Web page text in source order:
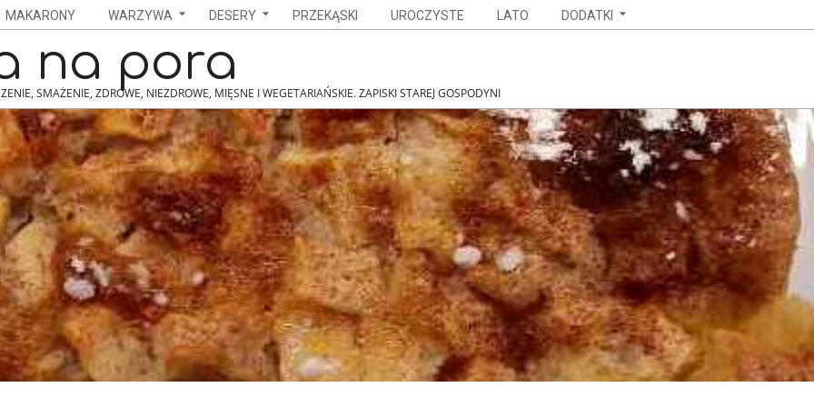
MAKARONY WARZYWA DESERY PRZEKĄSKI UROCZYSTE LATO DODATKI
na pora
SMAŻENIE, ZDROWE, NIEZDROWE, MIĘSNE I WEGETARIAŃSKIE. ZAPISKI STAREJ GOSPODYNI